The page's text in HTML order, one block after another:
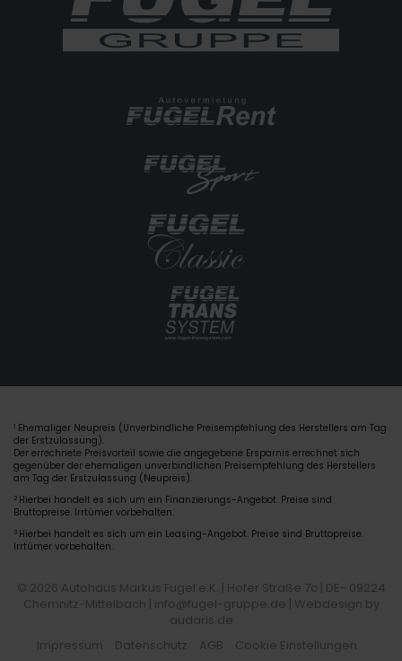
1 Ehemaliger Neupreis (Unverbindliche Preisempfehlung des Herstellers am Tag
der Erstzulassung).
Der errechnete Preisvorteil sowie die angegebene Ersparnis errechnet sich
gegenüber der ehemaligen unverbindlichen Preisempfehlung des Herstellers
am Tag der Erstzulassung (Neupreis).
2 Hierbei handelt es sich um ein Finanzierungs-Angebot. Preise sind
Bruttopreise. Irrtümer vorbehalten.
3 Hierbei handelt es sich um ein Leasing-Angebot. Preise sind Bruttopreise.
Irrtümer vorbehalten.
© 2026 Autohaus Markus Fugel e.K. | Hofer Straße 7c | DE- 09224
Chemnitz-Mittelbach | info@fugel-gruppe.de | Webdesign by
audaris.de
Impressum
Datenschutz AGB Cookie Einstellungen